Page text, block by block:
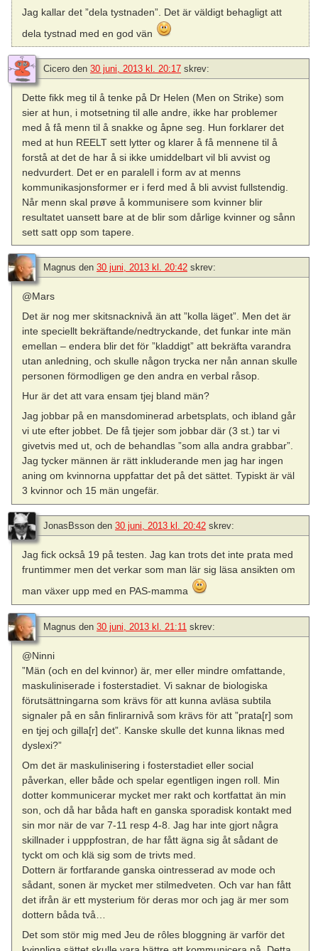
Jag kallar det ”dela tystnaden”. Det är väldigt behagligt att
dela tystnad med en god vän
Cicero den 30 juni, 2013 kl. 20:17 skrev:
Dette fikk meg til å tenke på Dr Helen (Men on Strike) som
sier at hun, i motsetning til alle andre, ikke har problemer
med å få menn til å snakke og åpne seg. Hun forklarer det
med at hun REELT sett lytter og klarer å få mennene til å
forstå at det de har å si ikke umiddelbart vil bli avvist og
nedvurdert. Det er en paralell i form av at menns
kommunikasjonsformer er i ferd med å bli avvist fullstendig.
Når menn skal prøve å kommunisere som kvinner blir
resultatet uansett bare at de blir som dårlige kvinner og sånn
sett satt opp som tapere.
Magnus den 30 juni, 2013 kl. 20:42 skrev:
@Mars
Det är nog mer skitsnacknivå än att ”kolla läget”. Men det är
inte speciellt bekräftande/nedtryckande, det funkar inte män
emellan – endera blir det för ”kladdigt” att bekräfta varandra
utan anledning, och skulle någon trycka ner nån annan skulle
personen förmodligen ge den andra en verbal råsop.
Hur är det att vara ensam tjej bland män?
Jag jobbar på en mansdominerad arbetsplats, och ibland går
vi ute efter jobbet. De få tjejer som jobbar där (3 st.) tar vi
givetvis med ut, och de behandlas ”som alla andra grabbar”.
Jag tycker männen är rätt inkluderande men jag har ingen
aning om kvinnorna uppfattar det på det sättet. Typiskt är väl
3 kvinnor och 15 män ungefär.
JonasBsson den 30 juni, 2013 kl. 20:42 skrev:
Jag fick också 19 på testen. Jag kan trots det inte prata med
fruntimmer men det verkar som man lär sig läsa ansikten om
man växer upp med en PAS-mamma
Magnus den 30 juni, 2013 kl. 21:11 skrev:
@Ninni
”Män (och en del kvinnor) är, mer eller mindre omfattande,
maskuliniserade i fosterstadiet. Vi saknar de biologiska
förutsättningarna som krävs för att kunna avläsa subtila
signaler på en sån finlirarnivå som krävs för att ”prata[r] som
en tjej och gilla[r] det”. Kanske skulle det kunna liknas med
dyslexi?”
Om det är maskulinisering i fosterstadiet eller social
påverkan, eller både och spelar egentligen ingen roll. Min
dotter kommunicerar mycket mer rakt och kortfattat än min
son, och då har båda haft en ganska sporadisk kontakt med
sin mor när de var 7-11 resp 4-8. Jag har inte gjort några
skillnader i upppfostran, de har fått ägna sig åt sådant de
tyckt om och klä sig som de trivts med.
Dottern är fortfarande ganska ointresserad av mode och
sådant, sonen är mycket mer stilmedveten. Och var han fått
det ifrån är ett mysterium för deras mor och jag är mer som
dottern båda två…
Det som stör mig med Jeu de rôles bloggning är varför det